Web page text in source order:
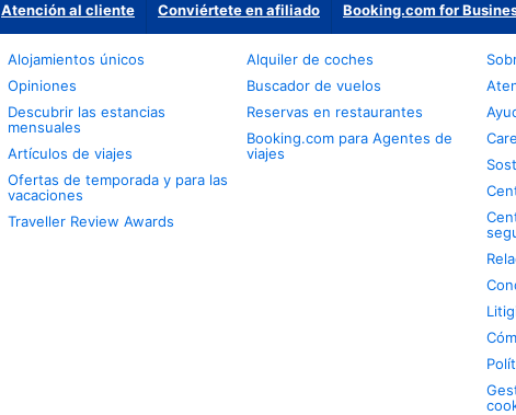
Atención al cliente Conviértete en afiliado Booking.com for
Alojamientos únicos
Opiniones
Descubrir las estancias
mensuales
Artículos de viajes
Ofertas de temporada y para las
vacaciones
Traveller Review Awards
Alquiler de coches
Buscador de vuelos
Reservas en restaurantes
Booking.com para Agentes de
viajes